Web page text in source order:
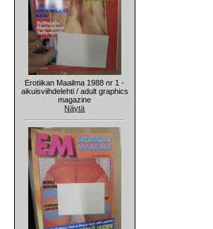
Erotiikan Maailma 1988 nr 1 -
aikuisviihdelehti / adult graphics
magazine
Näytä